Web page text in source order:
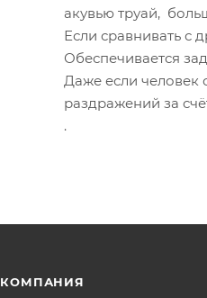
акувью труай,
Если сравнивать с
Обеспечивается
Даже если человек
раздражений за
.
КОМПАНИЯ